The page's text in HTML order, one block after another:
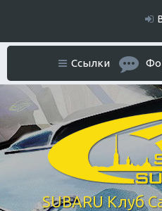
SUBARU Клуб
Ссылки